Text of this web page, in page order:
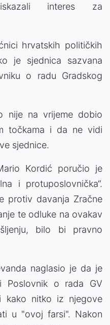
interes za
hrvatskih političkih
je sjednica sazvana
o radu Gradskog
nije na vrijeme dobio
točkama i da ne vidi
sjednice.
Kordić poručio je
i protuposlovnička“.
protiv davanja Zračne
te odluke na ovakav
bilo bi pravno
naglasio je da je
Poslovnik o rada GV
kako nitko iz njegove
u "ovoj farsi". Nakon